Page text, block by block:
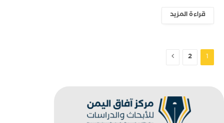
قراءة المزيد
1
2 التالي